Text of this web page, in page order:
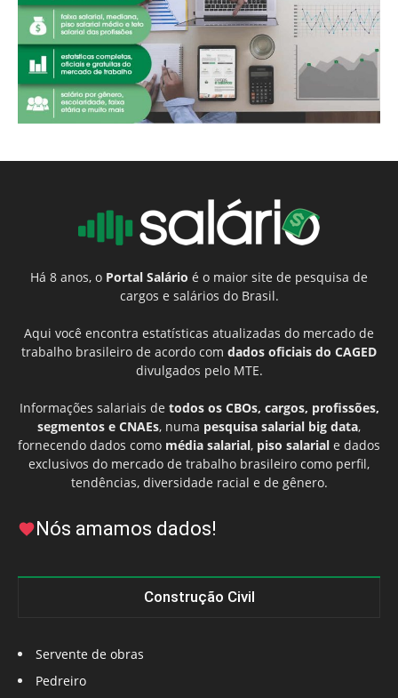
Há 8 anos, o Portal Salário é o maior site de pesquisa de
cargos e salários do Brasil.
Aqui você encontra estatísticas atualizadas do mercado de
trabalho brasileiro de acordo com dados oficiais do CAGED
divulgados pelo MTE.
Informações salariais de todos os CBOs, cargos, profissões,
segmentos e CNAEs, numa pesquisa salarial big data,
fornecendo dados como média salarial, piso salarial e dados
exclusivos do mercado de trabalho brasileiro como perfil,
tendências, diversidade racial e de gênero.
Nós amamos dados!
Construção Civil
Servente de obras
Pedreiro